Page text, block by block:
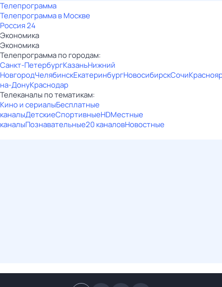
Телепрограмма
Телепрограмма в Москве
Россия 24
Экономика
Экономика
Телепрограмма по городам:
Санкт-ПетербургКазаньНижний
НовгородЧелябинскЕкатеринбургНовосибирскСочи
на-ДонуКраснодар
Телеканалы по тематикам:
Кино и сериалыБесплатные
каналыДетскиеСпортивныеHDМестные
каналыПознавательные20 каналовНовостные